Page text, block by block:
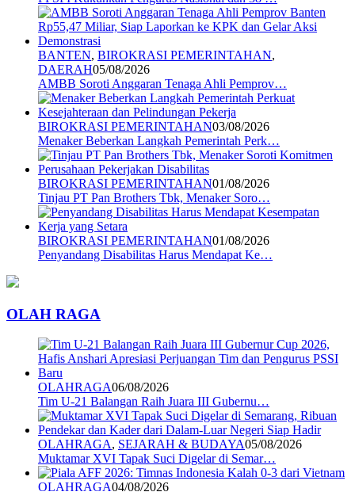
BANTEN, BIROKRASI PEMERINTAHAN,
DAERAH05/08/2026
AMBB Soroti Anggaran Tenaga Ahli Pemprov…
BIROKRASI PEMERINTAHAN03/08/2026
Menaker Beberkan Langkah Pemerintah Perk…
BIROKRASI PEMERINTAHAN01/08/2026
Tinjau PT Pan Brothers Tbk, Menaker Soro…
BIROKRASI PEMERINTAHAN01/08/2026
Penyandang Disabilitas Harus Mendapat Ke…
OLAH RAGA
OLAHRAGA06/08/2026
Tim U-21 Balangan Raih Juara III Gubernu…
OLAHRAGA, SEJARAH & BUDAYA05/08/2026
Muktamar XVI Tapak Suci Digelar di Semar…
OLAHRAGA04/08/2026